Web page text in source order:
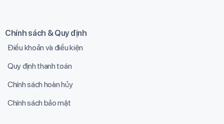
Chính sách & Quy định
Điều khoản và điều kiện
Quy định thanh toán
Chính sách hoàn hủy
Chính sách bảo mật